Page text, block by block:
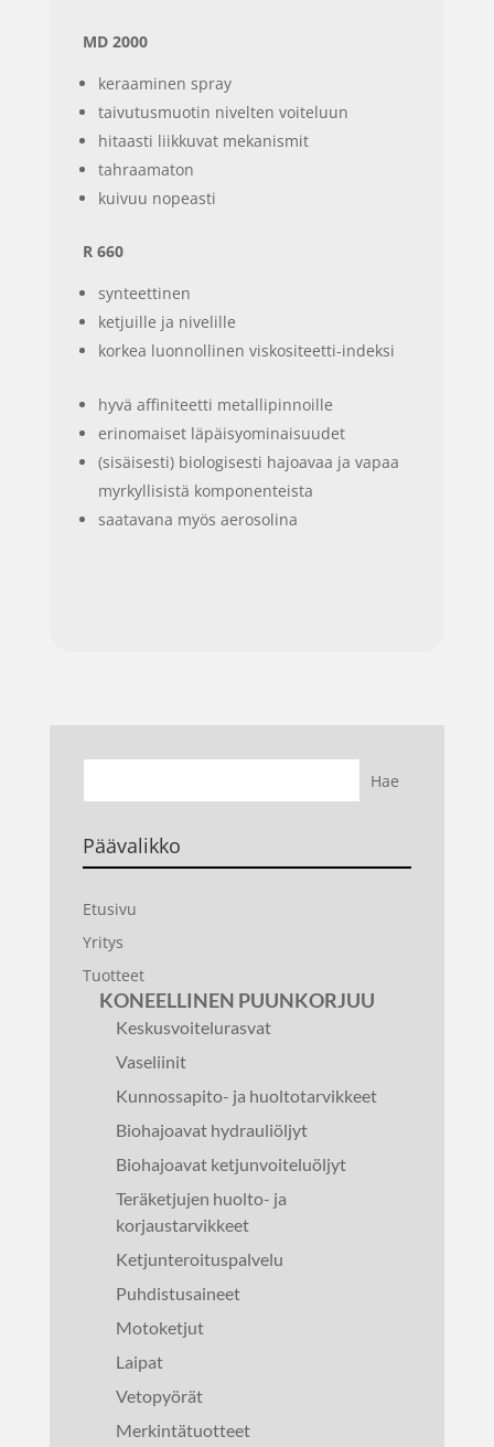
MD 2000
keraaminen spray
taivutusmuotin nivelten voiteluun
hitaasti liikkuvat mekanismit
tahraamaton
kuivuu nopeasti
R 660
synteettinen
ketjuille ja nivelille
korkea luonnollinen viskositeetti-indeksi
hyvä affiniteetti metallipinnoille
erinomaiset läpäisyominaisuudet
(sisäisesti) biologisesti hajoavaa ja vapaa
myrkyllisistä komponenteista
saatavana myös aerosolina
Päävalikko
Etusivu
Yritys
Tuotteet
KONEELLINEN PUUNKORJUU
Keskusvoitelurasvat
Vaseliinit
Kunnossapito- ja huoltotarvikkeet
Biohajoavat hydrauliöljyt
Biohajoavat ketjunvoiteluöljyt
Teräketjujen huolto- ja
korjaustarvikkeet
Ketjunteroituspalvelu
Puhdistusaineet
Motoketjut
Laipat
Vetopyörät
Merkintätuotteet